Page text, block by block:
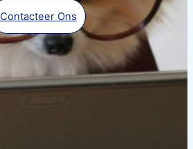
Contacteer Ons